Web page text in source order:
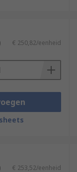
€ 250,82/eenheid
€ 253,52/eenheid